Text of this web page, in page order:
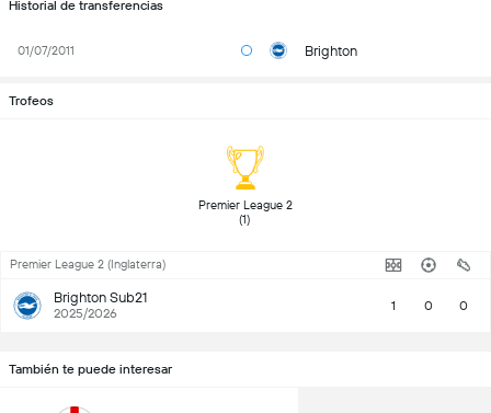
Historial de transferencias
01/07/2011 Brighton
Trofeos
Premier League 2
(1)
Premier League 2 (Inglaterra)
Brighton Sub21
2025/2026 1 0 0
También te puede interesar